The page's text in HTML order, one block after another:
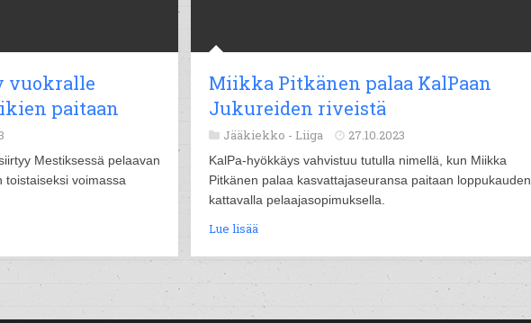
vuokralle
paitaan
Mestiksessä pelaavan
toistaiseksi voimassa
Miikka Pitkänen palaa KalPaan
Jukureiden riveistä
Jääkiekko - Liiga 27.10.2023
KalPa-hyökkäys vahvistuu tutulla nimellä, kun Miikka
Pitkänen palaa kasvattajaseuransa paitaan loppukauden
kattavalla pelaajasopimuksella.
Lue lisää